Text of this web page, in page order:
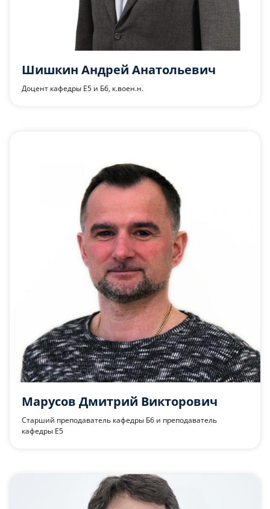
Шишкин Андрей Анатольевич
Доцент кафедры Е5 и Б6, к.воен.н.
Марусов Дмитрий Викторович
Старший преподаватель кафедры Б6 и преподаватель
кафедры Е5